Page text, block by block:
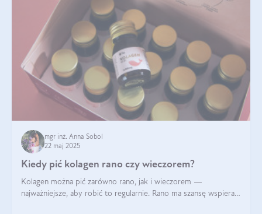
mgr inż. Anna Sobol
22 maj 2025
Kiedy pić kolagen rano czy wieczorem?
Kolagen można pić zarówno rano, jak i wieczorem —
najważniejsze, aby robić to regularnie. Rano ma szansę wspierać